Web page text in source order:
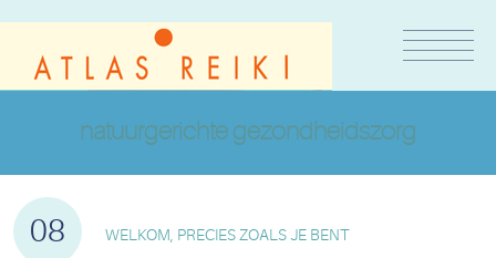
natuurgerichte gezondheidszorg
08 WELKOM, PRECIES ZOALS JE BENT